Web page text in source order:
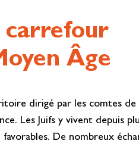
carrefour
Âge
dirigé par les comtes de
Les Juifs y vivent depuis
De nombreux